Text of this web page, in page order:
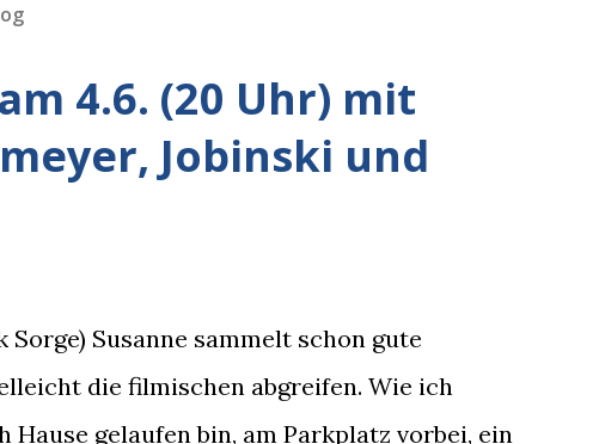
4.6. (20 Uhr) mit
Jobinski und
Sorge) Susanne sammelt schon gute
die filmischen abgreifen. Wie ich
Hause gelaufen bin, am Parkplatz vorbei, ein